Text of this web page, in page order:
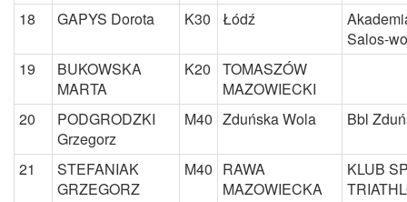
18
GAPYS Dorota K30 Łódź
Salos-
19
BUKOWSKA
MARTA
K20
TOMASZÓW
MAZOWIECKI
20
PODGRODZKI
Grzegorz
M40 Zduńska Wola Bbl
21
STEFANIAK
GRZEGORZ
M40 RAWA
MAZOWIECKA
KLUB